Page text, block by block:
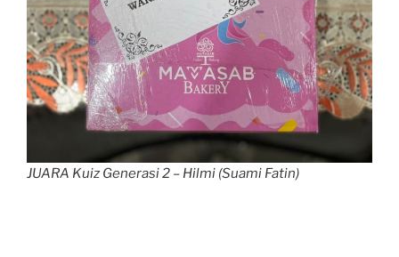
JUARA Kuiz Generasi 2 – Hilmi (Suami Fatin)